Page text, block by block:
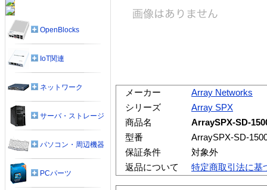
メーカー
Array Networks
シリーズ
Array SPX
商品名
ArraySPX-SD-
型番
ArraySPX-SD-
保証条件
対象外
返品について
特定商取引法に基
OpenBlocks
IoT関連
ネットワーク
サーバ・ストレージ
パソコン・周辺機器
PCパーツ